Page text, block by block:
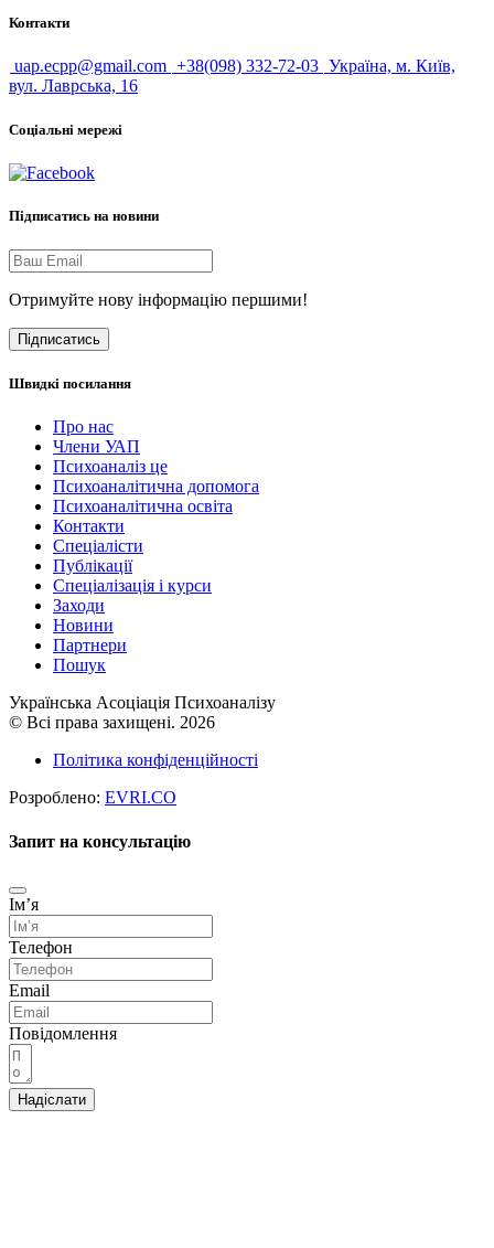
Контакти
uap.ecpp@gmail.com +38(098) 332-72-03 Україна, м. Київ,
вул. Лаврська, 16
Соціальні мережі
Підписатись на новини
Отримуйте нову інформацію першими!
Підписатись
Швидкі посилання
Про нас
Члени УАП
Психоаналіз це
Психоаналітична допомога
Психоаналітична освіта
Контакти
Спеціалісти
Публікації
Cпеціалізація і курси
Заходи
Новини
Партнери
Пошук
Українська Асоціація Психоаналізу
© Всі права захищені. 2026
Політика конфіденційності
Розроблено: EVRI.CO
Запит на консультацію
Імʼя
Телефон
Email
Повідомлення
Надіслати